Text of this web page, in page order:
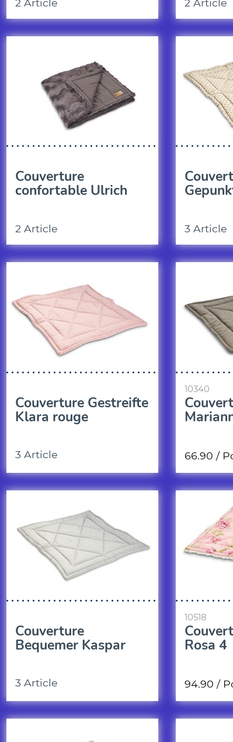
Couverture
confortable Ulrich
2 Article 3 Article
Couverture Gestreifte
Klara rouge
3 Article
10340
66.90 /
Couverture
Bequemer Kaspar
3 Article
10518
Rosa 4
94.90 /